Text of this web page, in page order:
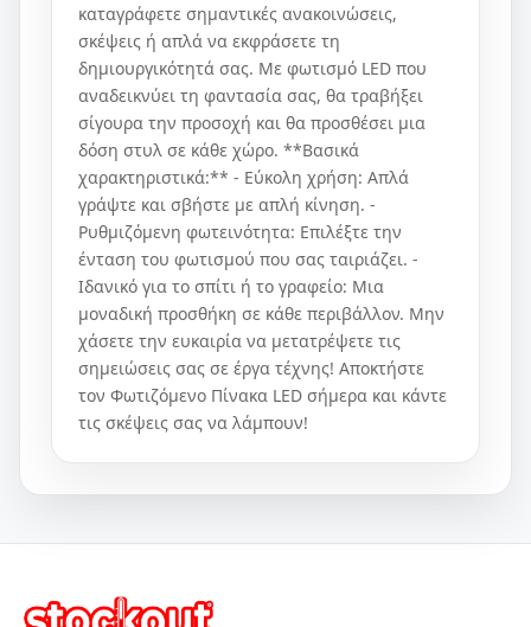
καταγράφετε σημαντικές ανακοινώσεις,
σκέψεις ή απλά να εκφράσετε τη
δημιουργικότητά σας. Με φωτισμό LED που
αναδεικνύει τη φαντασία σας, θα τραβήξει
σίγουρα την προσοχή και θα προσθέσει μια
δόση στυλ σε κάθε χώρο. **Βασικά
χαρακτηριστικά:** - Εύκολη χρήση: Απλά
γράψτε και σβήστε με απλή κίνηση. -
Ρυθμιζόμενη φωτεινότητα: Επιλέξτε την
ένταση του φωτισμού που σας ταιριάζει. -
Ιδανικό για το σπίτι ή το γραφείο: Μια
μοναδική προσθήκη σε κάθε περιβάλλον. Μην
χάσετε την ευκαιρία να μετατρέψετε τις
σημειώσεις σας σε έργα τέχνης! Αποκτήστε
τον Φωτιζόμενο Πίνακα LED σήμερα και κάντε
τις σκέψεις σας να λάμπουν!